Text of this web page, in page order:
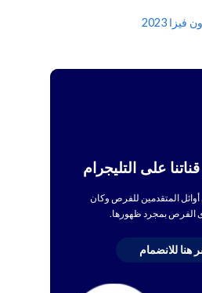
2023
على التليجرام
المتقدمين للفرص وكان
الفرص بمجرد ظهورها.
هنا للانضمام